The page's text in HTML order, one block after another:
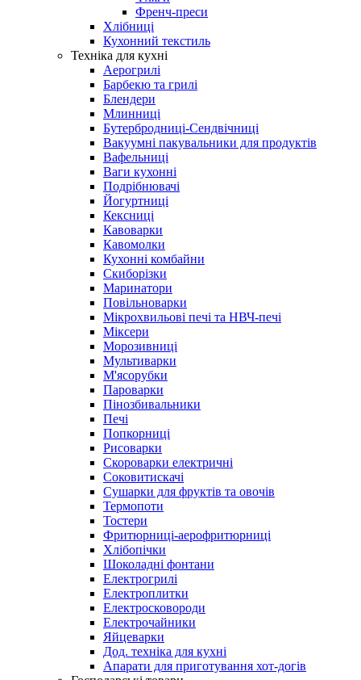
Френч-преси
Хлібниці
Кухонний текстиль
Техніка для кухні
Аерогрилі
Барбекю та грилі
Блендери
Млинниці
Бутербродниці-Сендвічниці
Вакуумні пакувальники для продуктів
Вафельниці
Ваги кухонні
Подрібнювачі
Йогуртниці
Кексниці
Кавоварки
Кавомолки
Кухонні комбайни
Скиборізки
Маринатори
Повільноварки
Мікрохвильові печі та НВЧ-печі
Міксери
Морозивниці
Мультиварки
М'ясорубки
Пароварки
Пінозбивальники
Печі
Попкорниці
Рисоварки
Скороварки електричні
Соковитискачі
Сушарки для фруктів та овочів
Термопоти
Тостери
Фритюрниці-аерофритюрниці
Хлібопічки
Шоколадні фонтани
Електрогрилі
Електроплитки
Електросковороди
Електрочайники
Яйцеварки
Дод. техніка для кухні
Апарати для приготування хот-догів